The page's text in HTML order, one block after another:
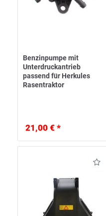
Benzinpumpe mit
Unterdruckantrieb
passend für Herkules
Rasentraktor
21,00 € *